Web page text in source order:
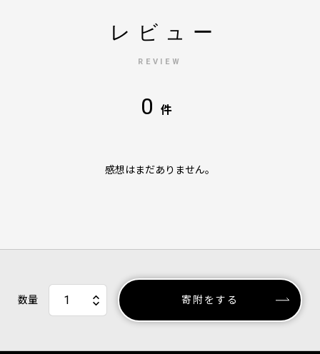
レビュー
REVIEW
0 件
感想はまだありません。
数量 寄附をする